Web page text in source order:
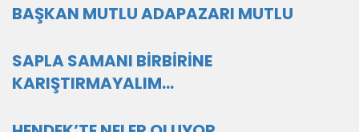
BAŞKAN MUTLU ADAPAZARI MUTLU
SAPLA SAMANI BİRBİRİNE
KARIŞTIRMAYALIM...